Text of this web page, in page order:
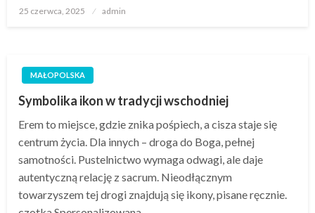
Opublikowane
25 czerwca, 2025 admin
MAŁOPOLSKA
Symbolika ikon w tradycji wschodniej
Erem to miejsce, gdzie znika pośpiech, a cisza staje się
centrum życia. Dla innych – droga do Boga, pełnej
samotności. Pustelnictwo wymaga odwagi, ale daje
autentyczną relację z sacrum. Nieodłącznym
towarzyszem tej drogi znajdują się ikony, pisane ręcznie.